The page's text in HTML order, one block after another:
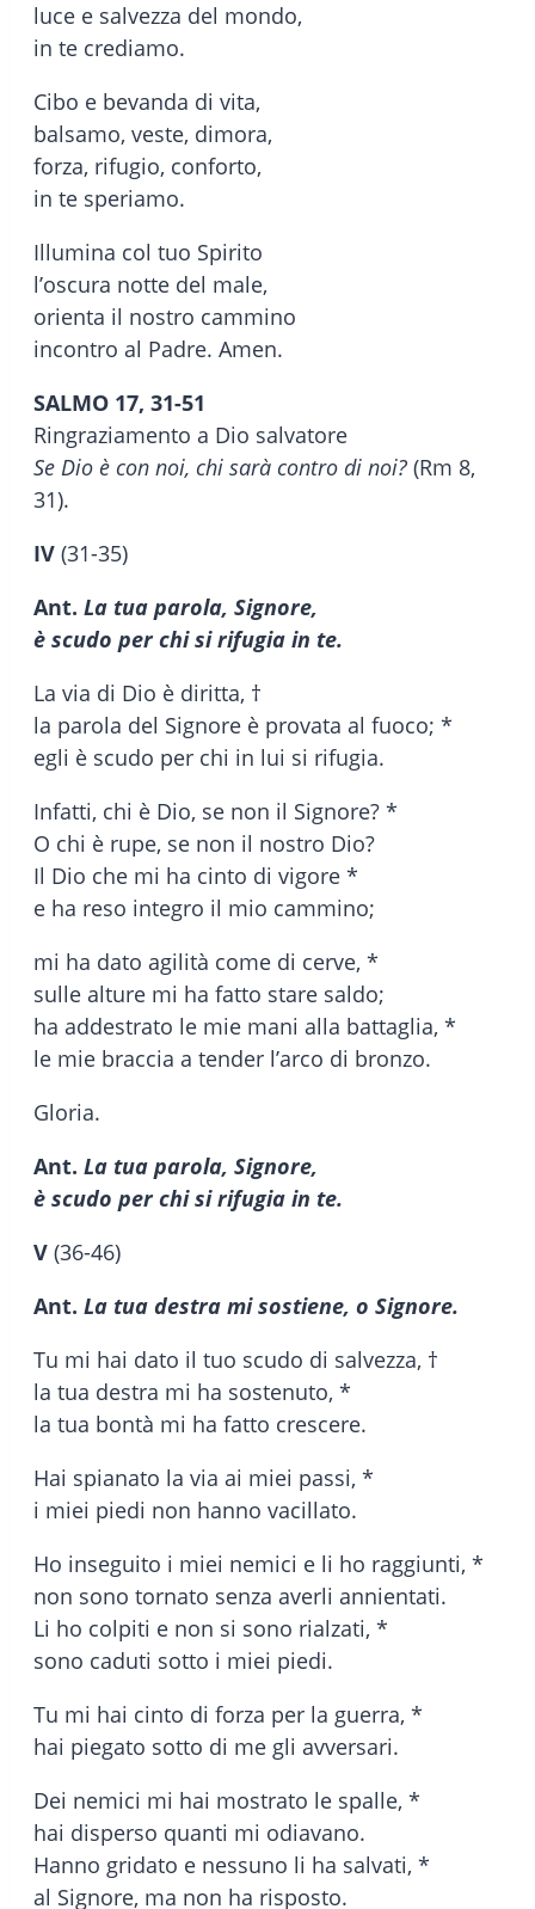
luce e salvezza del mondo,
in te crediamo.
Cibo e bevanda di vita,
balsamo, veste, dimora,
forza, rifugio, conforto,
in te speriamo.
Illumina col tuo Spirito
l’oscura notte del male,
orienta il nostro cammino
incontro al Padre. Amen.
SALMO 17, 31-51
Ringraziamento a Dio salvatore
Se Dio è con noi, chi sarà contro di noi? (Rm 8,
31).
IV (31-35)
Ant. La tua parola, Signore,
è scudo per chi si rifugia in te.
La via di Dio è diritta, †
la parola del Signore è provata al fuoco; *
egli è scudo per chi in lui si rifugia.
Infatti, chi è Dio, se non il Signore? *
O chi è rupe, se non il nostro Dio?
Il Dio che mi ha cinto di vigore *
e ha reso integro il mio cammino;
mi ha dato agilità come di cerve, *
sulle alture mi ha fatto stare saldo;
ha addestrato le mie mani alla battaglia, *
le mie braccia a tender l’arco di bronzo.
Gloria.
Ant. La tua parola, Signore,
è scudo per chi si rifugia in te.
V (36-46)
Ant. La tua destra mi sostiene, o Signore.
Tu mi hai dato il tuo scudo di salvezza, †
la tua destra mi ha sostenuto, *
la tua bontà mi ha fatto crescere.
Hai spianato la via ai miei passi, *
i miei piedi non hanno vacillato.
Ho inseguito i miei nemici e li ho raggiunti, *
non sono tornato senza averli annientati.
Li ho colpiti e non si sono rialzati, *
sono caduti sotto i miei piedi.
Tu mi hai cinto di forza per la guerra, *
hai piegato sotto di me gli avversari.
Dei nemici mi hai mostrato le spalle, *
hai disperso quanti mi odiavano.
Hanno gridato e nessuno li ha salvati, *
al Signore, ma non ha risposto.